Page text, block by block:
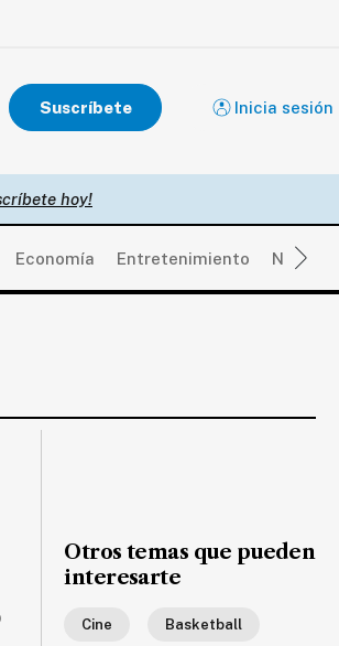
Suscríbete Inicia sesión
hoy!
Economía Entretenimiento Negocios
Otros temas que pueden
interesarte
Cine Basketball